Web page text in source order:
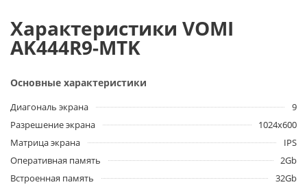
Характеристики VOMI
AK444R9-MTK
Основные характеристики
Диагональ экрана
9
Разрешение экрана
1024x600
Матрица экрана
IPS
Оперативная память
2Gb
Встроенная память
32Gb